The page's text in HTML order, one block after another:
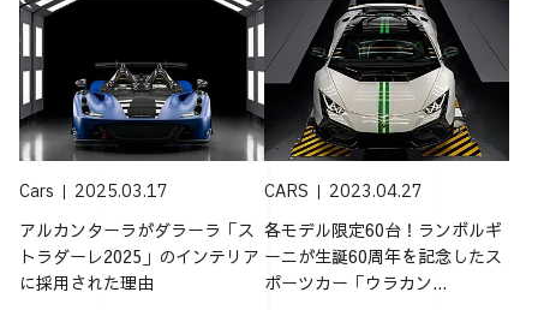
Cars 2025.03.17
アルカンターラがダラーラ「ス
トラダーレ2025」のインテリア
に採用された理由
CARS 2023.04.27
各モデル限定60台！ランボルギ
ーニが生誕60周年を記念したス
ポーツカー「ウラカン...